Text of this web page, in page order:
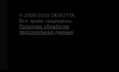
© 2008-2019 DESOTTA.
Все права защищены.
Политика обработки
персональных данных